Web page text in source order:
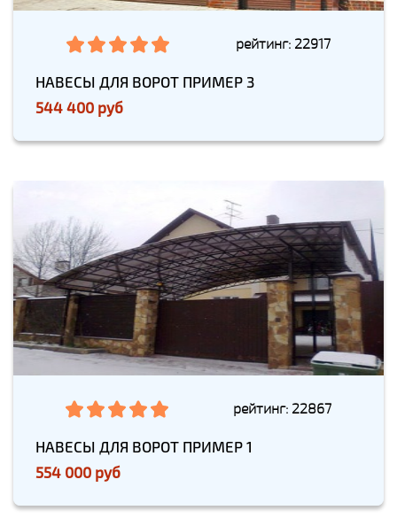
рейтинг: 22917
НАВЕСЫ ДЛЯ ВОРОТ ПРИМЕР 3
544 400 руб
рейтинг: 22867
НАВЕСЫ ДЛЯ ВОРОТ ПРИМЕР 1
554 000 руб